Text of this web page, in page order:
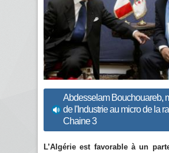
Abdesselam Bouchouareb,
de l'Industrie au micro de la
Chaine 3
L’Algérie est favorable à un